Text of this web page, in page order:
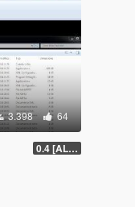
3.398 64
0.4 [ALPHA]